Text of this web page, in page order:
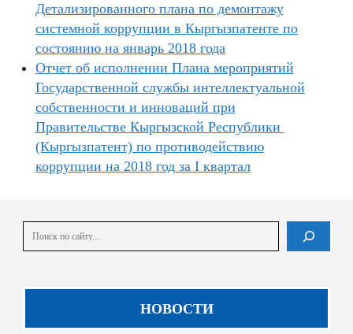
Детализированного плана по демонтажу
системной коррупции в Кыргызпатенте по
состоянию на январь 2018 года
Отчет об исполнении Плана мероприятий
Государственной службы интеллектуальной
собственности и инноваций при
Правительстве Кыргызской Республики
(Кыргызпатент) по противодействию
коррупции на 2018 год за I квартал
НОВОСТИ